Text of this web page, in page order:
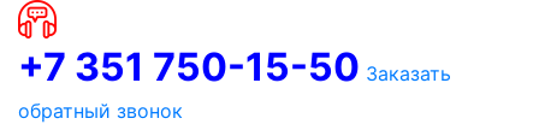
+7 351 750-15-50 Заказать
обратный звонок